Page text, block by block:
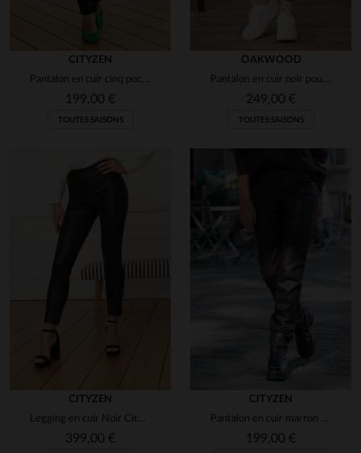
CITYZEN
Pantalon en cuir cinq poches
199,00 €
TOUTES SAISONS
OAKWOOD
Pantalon en cuir noir pour femme
249,00 €
TOUTES SAISONS
CITYZEN
Legging en cuir Noir Cityzen
399,00 €
CITYZEN
Pantalon en cuir marron pour femme
199,00 €